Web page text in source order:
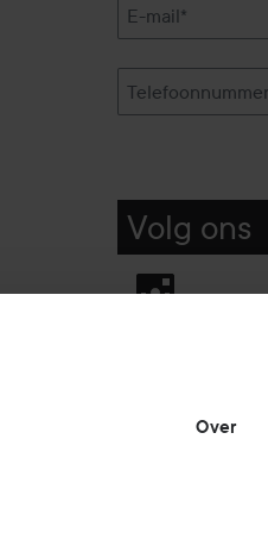
Over
E-mail*
Telefoonnummer
Volg ons